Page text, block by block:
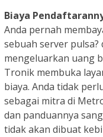
Biaya
Anda pernah
sebuah server
mengeluarkan uang
Tronik membuka
biaya. Anda tidak
sebagai mitra di
dan panduannya
tidak akan dibuat